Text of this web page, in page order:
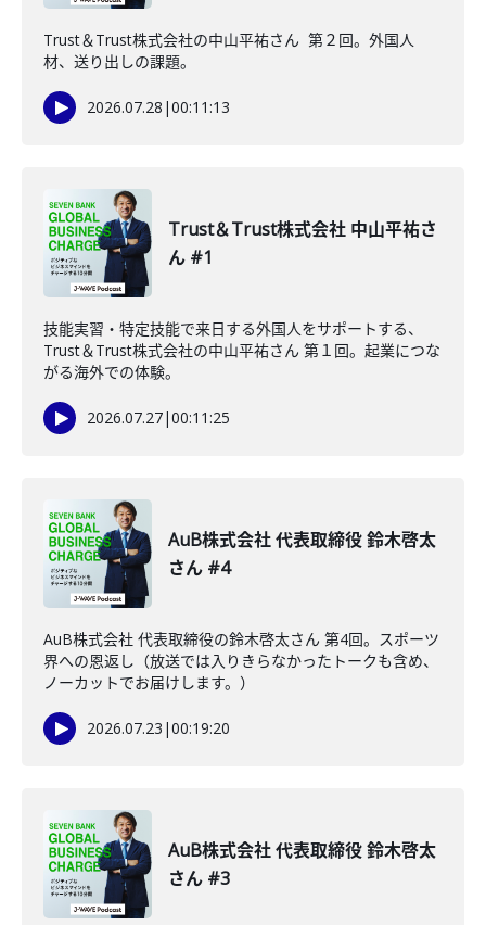
Trust＆Trust株式会社の中山平祐さん 第２回。外国人
材、送り出しの課題。
2026.07.28 |00:11:13
Trust＆Trust株式会社 中山平祐さ
ん #1
技能実習・特定技能で来日する外国人をサポートする、
Trust＆Trust株式会社の中山平祐さん 第１回。起業につな
がる海外での体験。
2026.07.27|00:11:25
AuB株式会社 代表取締役 鈴木啓太
さん #4
AuB株式会社 代表取締役の鈴木啓太さん 第4回。スポーツ
界への恩返し（放送では入りきらなかったトークも含め、
ノーカットでお届けします。）
2026.07.23 |00:19:20
AuB株式会社 代表取締役 鈴木啓太
さん #3